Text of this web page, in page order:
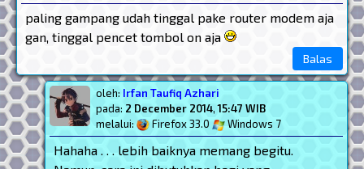
paling gampang udah tinggal pake router modem aja
gan, tinggal pencet tombol on aja
Balas
oleh: Irfan Taufiq Azhari
pada: 2 December 2014,15:47 WIB
melalui:
Firefox 33.0 Windows 7
Hahaha . . . lebih baiknya memang begitu.